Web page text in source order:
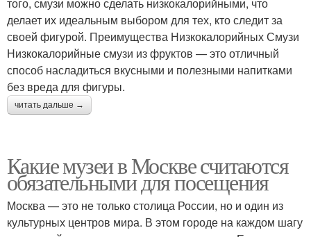
того, смузи можно сделать низкокалорийными, что
делает их идеальным выбором для тех, кто следит за
своей фигурой. Преимущества Низкокалорийных Смузи
Низкокалорийные смузи из фруктов — это отличный
способ насладиться вкусными и полезными напитками
без вреда для фигуры.
читать дальше →
Какие музеи в Москве считаются
обязательными для посещения
Москва — это не только столица России, но и один из
культурных центров мира. В этом городе на каждом шагу